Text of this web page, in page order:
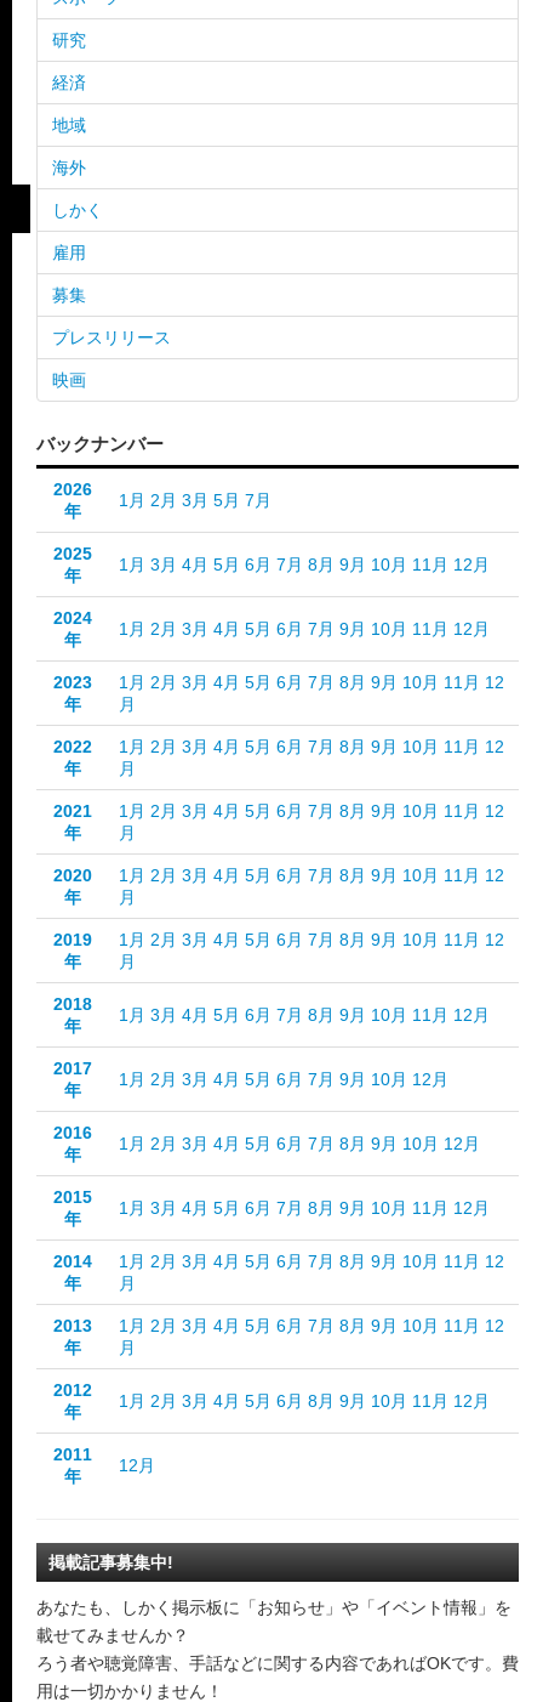
研究
経済
地域
海外
しかく
雇用
募集
プレスリリース
映画
バックナンバー
2026
年
1月 2月 3月 5月 7月
2025
年
1月 3月 4月 5月 6月 7月 8月 9月 10月 11月 12月
2024
年
1月 2月 3月 4月 5月 6月 7月 9月 10月 11月 12月
2023
年
1月 2月 3月 4月 5月 6月 7月 8月 9月 10月 11月 12
月
2022
年
1月 2月 3月 4月 5月 6月 7月 8月 9月 10月 11月 12
月
2021
年
1月 2月 3月 4月 5月 6月 7月 8月 9月 10月 11月 12
月
2020
年
1月 2月 3月 4月 5月 6月 7月 8月 9月 10月 11月 12
月
2019
年
1月 2月 3月 4月 5月 6月 7月 8月 9月 10月 11月 12
月
2018
年
1月 3月 4月 5月 6月 7月 8月 9月 10月 11月 12月
2017
年
1月 2月 3月 4月 5月 6月 7月 9月 10月 12月
2016
年
1月 2月 3月 4月 5月 6月 7月 8月 9月 10月 12月
2015
年
1月 3月 4月 5月 6月 7月 8月 9月 10月 11月 12月
2014
年
1月 2月 3月 4月 5月 6月 7月 8月 9月 10月 11月 12
月
2013
年
1月 2月 3月 4月 5月 6月 7月 8月 9月 10月 11月 12
月
2012
年
1月 2月 3月 4月 5月 6月 8月 9月 10月 11月 12月
2011
年
12月
掲載記事募集中!
あなたも、しかく掲示板に「お知らせ」や「イベント情報」を
載せてみませんか？
ろう者や聴覚障害、手話などに関する内容であればOKです。費
用は一切かかりません！